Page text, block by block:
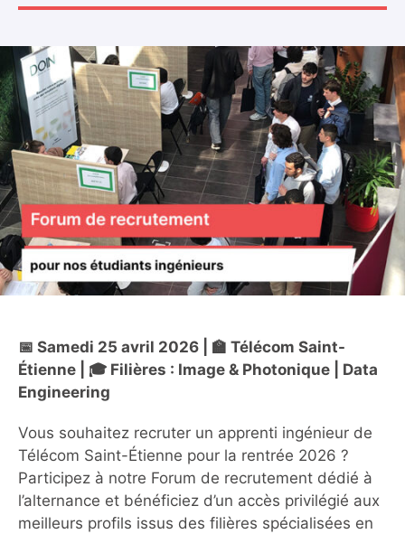
📅 Samedi 25 avril 2026 | 🏫 Télécom Saint-
Étienne | 🎓 Filières : Image & Photonique | Data
Engineering
Vous souhaitez recruter un apprenti ingénieur de
Télécom Saint-Étienne pour la rentrée 2026 ?
Participez à notre Forum de recrutement dédié à
l’alternance et bénéficiez d’un accès privilégié aux
meilleurs profils issus des filières spécialisées en